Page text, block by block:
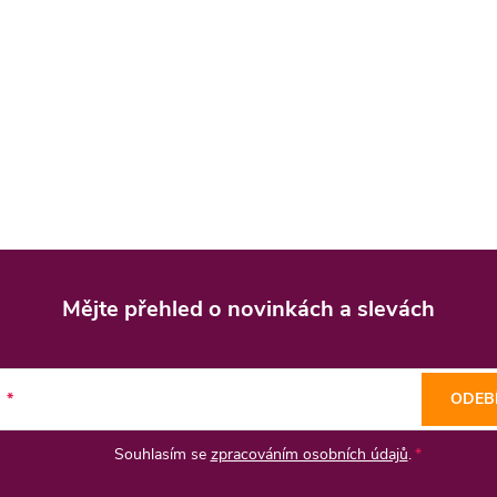
Mějte přehled o novinkách a slevách
Souhlasím se zpracováním osobních údajů.